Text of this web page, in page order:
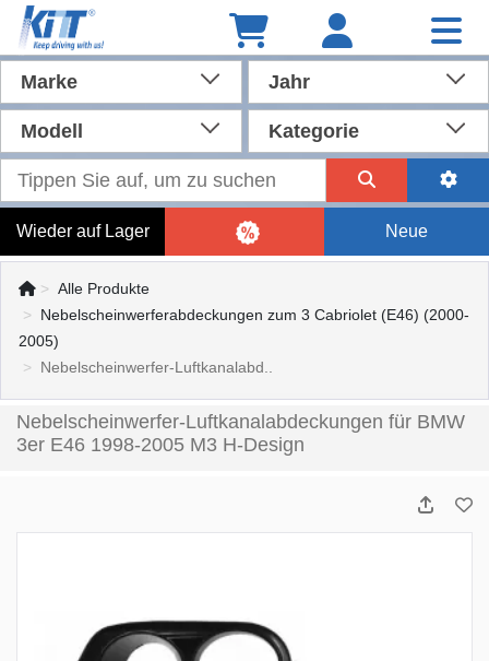
Marke Jahr
Modell Kategorie
Wieder auf Lager Neue
Alle Produkte
Nebelscheinwerferabdeckungen zum 3 Cabriolet (E46) (2000-
2005)
Nebelscheinwerfer-Luftkanalabd..
Nebelscheinwerfer-Luftkanalabdeckungen für BMW
3er E46 1998-2005 M3 H-Design